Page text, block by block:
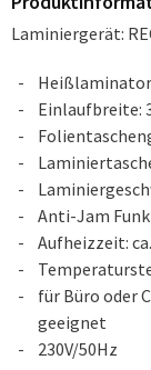
Laminiergerät:
Heißlaminator
Einlaufbreite:
Anti-Jam
Aufheizzeit:
für Büro oder
geeignet
230V/50Hz